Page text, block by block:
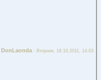
DonLaonda - Вторник, 18.10.2011, 14:03